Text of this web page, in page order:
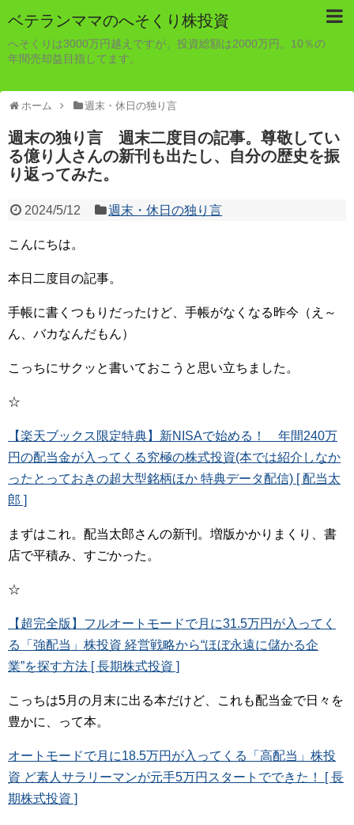
ベテランママのへそくり株投資
へそくりは3000万円越えですが、投資総額は2000万円。10％の
年間売却益目指してます。
ホーム 週末・休日の独り言
週末の独り言 週末二度目の記事。尊敬してい
る億り人さんの新刊も出たし、自分の歴史を振
り返ってみた。
2024/5/12 週末・休日の独り言
こんにちは。
本日二度目の記事。
手帳に書くつもりだったけど、手帳がなくなる昨今（え～
ん、バカなんだもん）
こっちにサクッと書いておこうと思い立ちました。
☆
【楽天ブックス限定特典】新NISAで始める！ 年間240万
円の配当金が入ってくる究極の株式投資(本では紹介しなか
ったとっておきの超大型銘柄ほか 特典データ配信) [ 配当太
郎 ]
まずはこれ。配当太郎さんの新刊。増版かかりまくり、書
店で平積み、すごかった。
☆
【超完全版】フルオートモードで月に31.5万円が入ってく
る「強配当」株投資 経営戦略から“ほぼ永遠に儲かる企
業”を探す方法 [ 長期株式投資 ]
こっちは5月の月末に出る本だけど、これも配当金で日々を
豊かに、って本。
オートモードで月に18.5万円が入ってくる「高配当」株投
資 ど素人サラリーマンが元手5万円スタートでできた！ [ 長
期株式投資 ]